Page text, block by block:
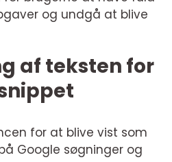
og undgå at blive
af teksten for
for at blive vist som
Google søgninger og